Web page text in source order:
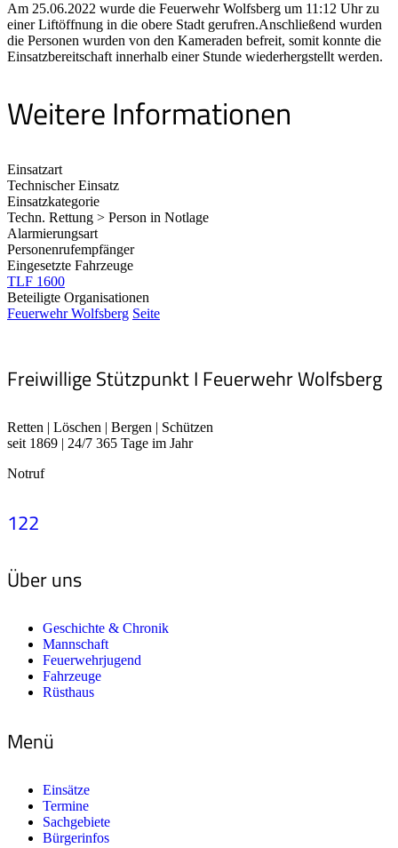
Am 25.06.2022 wurde die Feuerwehr Wolfsberg um 11:12 Uhr zu
einer Liftöffnung in die obere Stadt gerufren.Anschließend wurden
die Personen wurden von den Kameraden befreit, somit konnte die
Einsatzbereitschaft innerhalb einer Stunde wiederhergstellt werden.
Weitere Informationen
Einsatzart
Technischer Einsatz
Einsatzkategorie
Techn. Rettung > Person in Notlage
Alarmierungsart
Personenrufempfänger
Eingesetzte Fahrzeuge
TLF 1600
Beteiligte Organisationen
Feuerwehr Wolfsberg Seite
Freiwillige Stützpunkt I Feuerwehr Wolfsberg
Retten | Löschen | Bergen | Schützen
seit 1869 | 24/7 365 Tage im Jahr
Notruf
122
Über uns
Geschichte & Chronik
Mannschaft
Feuerwehrjugend
Fahrzeuge
Rüsthaus
Menü
Einsätze
Termine
Sachgebiete
Bürgerinfos